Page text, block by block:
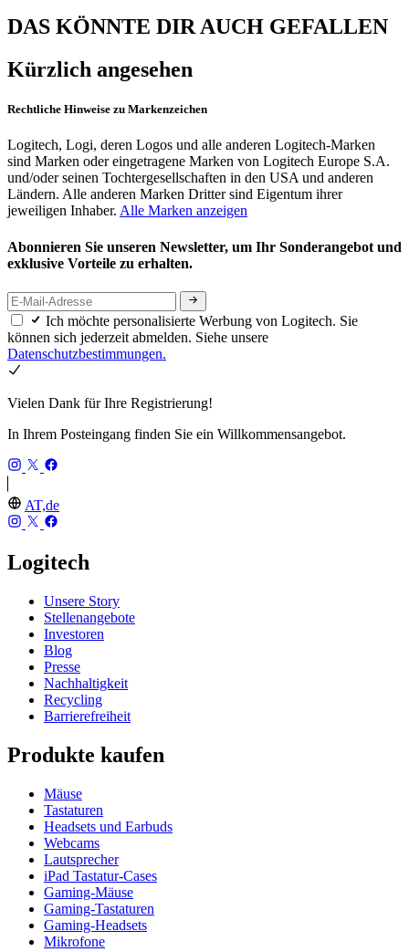
DAS KÖNNTE DIR AUCH GEFALLEN
Kürzlich angesehen
Rechtliche Hinweise zu Markenzeichen
Logitech, Logi, deren Logos und alle anderen Logitech-Marken
sind Marken oder eingetragene Marken von Logitech Europe S.A.
und/oder seinen Tochtergesellschaften in den USA und anderen
Ländern. Alle anderen Marken Dritter sind Eigentum ihrer
jeweiligen Inhaber. Alle Marken anzeigen
Abonnieren Sie unseren Newsletter, um Ihr Sonderangebot und
exklusive Vorteile zu erhalten.
Ich möchte personalisierte Werbung von Logitech. Sie
können sich jederzeit abmelden. Siehe unsere
Datenschutzbestimmungen.
Vielen Dank für Ihre Registrierung!
In Ihrem Posteingang finden Sie ein Willkommensangebot.
AT,de
Logitech
Unsere Story
Stellenangebote
Investoren
Blog
Presse
Nachhaltigkeit
Recycling
Barrierefreiheit
Produkte kaufen
Mäuse
Tastaturen
Headsets und Earbuds
Webcams
Lautsprecher
iPad Tastatur-Cases
Gaming-Mäuse
Gaming-Tastaturen
Gaming-Headsets
Mikrofone